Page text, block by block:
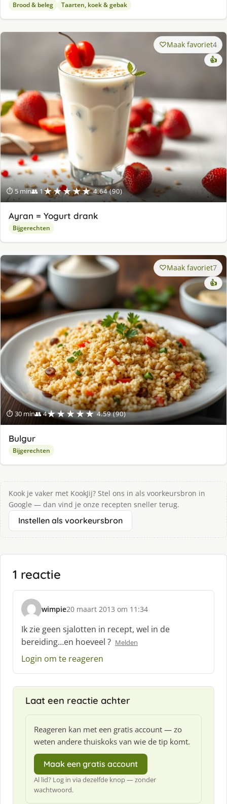
Brood & beleg Taarten, koek & gebak
⏱ 5 min👥 1★★★★★ 4.64 (90)
Maak favoriet4
👍
Ayran = Yogurt drank
Bijgerechten
⏱ 30 min👥 4★★★★★ 4.59 (90)
Maak favoriet7
👍
Bulgur
Bijgerechten
Kook je vaker met KookJij? Stel ons in als voorkeursbron in
Google — dan vind je onze recepten sneller terug.
Instellen als voorkeursbron
1 reactie
wimpie
s
c
h
r
e
:
20 maart 2013 om 11:34
Ik zie geen sjalotten in recept, wel in de
bereiding…en hoeveel ? Melden
Login om te reageren
Laat een reactie achter
Reageren kan met een gratis account — zo
weten andere thuiskoks van wie de tip komt.
Maak een gratis account
Al lid? Log in via dezelfde knop — zonder
wachtwoord.